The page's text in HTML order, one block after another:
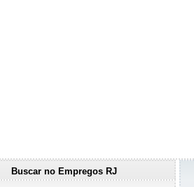
Buscar no Empregos RJ